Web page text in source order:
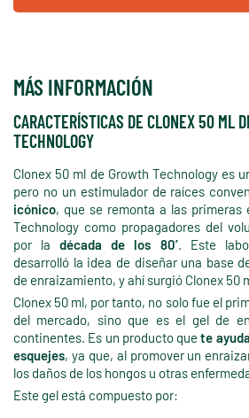
MÁS INFORMACIÓN
CARACTERÍSTICAS DE CLONEX 50 ML
TECHNOLOGY
Clonex 50 ml de Growth Technology es
pero no un estimulador de raíces
icónico, que se remonta a las primeras
Technology como propagadores del
por ladécada de los 80’. Este
desarrolló la idea de diseñar una base
de enraizamiento, y ahí surgió Clonex 50
Clonex 50 ml, por tanto, no solo fue el
del mercado, sino que es el gel de
continentes. Es un producto quete
esquejes, ya que, al promover un
los daños de los hongos u otras
Este gel está compuesto por: